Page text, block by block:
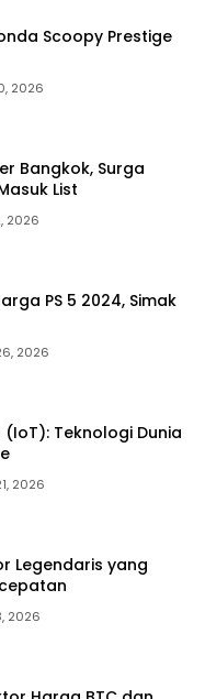
Scoopy Prestige
2026
Bangkok, Surga
List
2026
PS 5 2024, Simak
2026
Teknologi Dunia
2026
Legendaris yang
2026